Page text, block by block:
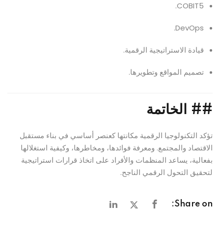
COBIT5.
DevOps.
قيادة الاستراتيجية الرقمية.
تصميم المواقع وتطويرها.
## الخاتمة
تؤكد التكنولوجيا الرقمية مكانتها كعنصر أساسي في بناء مستقبل
الاقتصاد والمجتمع. ومعرفة فوائدها، ومخاطرها، وكيفية استغلالها
بفعالية، يساعد المنظمات والأفراد على اتخاذ قرارات استراتيجية
لتحقيق التحول الرقمي الناجح.
Share on: